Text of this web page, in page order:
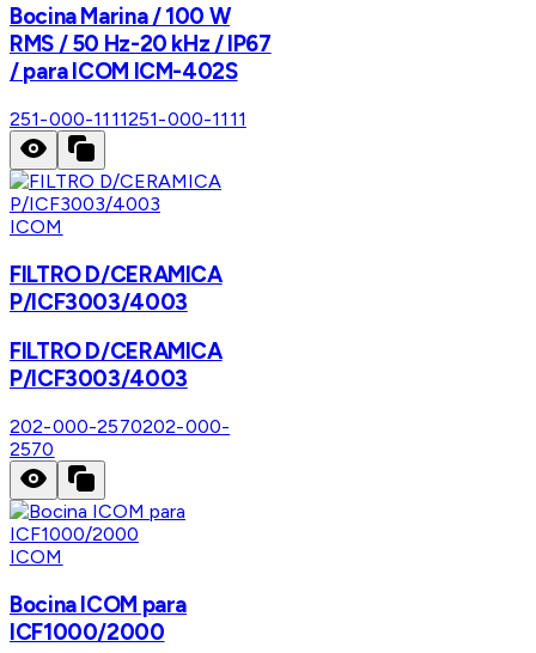
Bocina Marina / 100 W
RMS / 50 Hz-20 kHz / IP67
/ para ICOM ICM-402S
251-000-1111251-000-1111
ICOM
FILTRO D/CERAMICA
P/ICF3003/4003
FILTRO D/CERAMICA
P/ICF3003/4003
202-000-2570202-000-
2570
ICOM
Bocina ICOM para
ICF1000/2000